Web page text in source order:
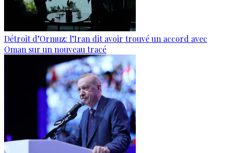
Détroit d’Ormuz: l’Iran dit avoir trouvé un accord avec
Oman sur un nouveau tracé